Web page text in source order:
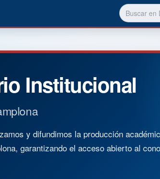
Institucional
y difundimos la producción
garantizando el acceso abierto al